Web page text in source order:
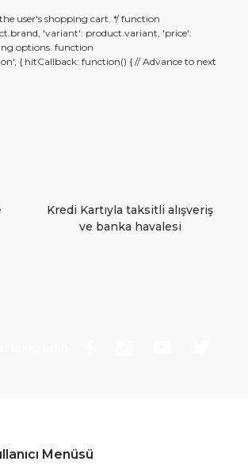
user's shopping cart. */ function
'variant': product.variant, 'price':
options. function
{ hitCallback: function() { // Advance to next
Kredi Kartıyla taksitli alışveriş
ve banka havalesi
Menüsü